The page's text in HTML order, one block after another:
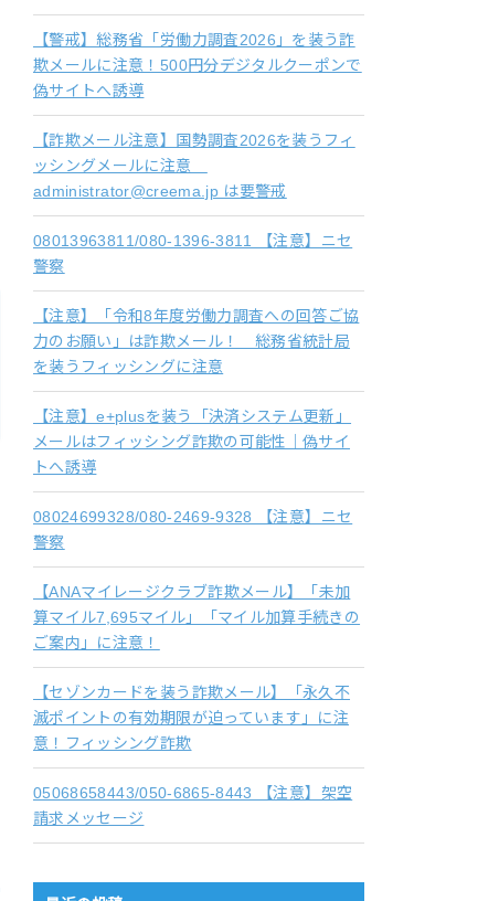
【警戒】総務省「労働力調査2026」を装う詐
欺メールに注意！500円分デジタルクーポンで
偽サイトへ誘導
【詐欺メール注意】国勢調査2026を装うフィ
ッシングメールに注意
administrator@creema.jp は要警戒
08013963811/080-1396-3811 【注意】ニセ
警察
【注意】「令和8年度労働力調査への回答ご協
力のお願い」は詐欺メール！ 総務省統計局
を装うフィッシングに注意
【注意】e+plusを装う「決済システム更新」
メールはフィッシング詐欺の可能性｜偽サイ
トへ誘導
08024699328/080-2469-9328 【注意】ニセ
警察
【ANAマイレージクラブ詐欺メール】「未加
算マイル7,695マイル」「マイル加算手続きの
ご案内」に注意！
【セゾンカードを装う詐欺メール】「永久不
滅ポイントの有効期限が迫っています」に注
意！フィッシング詐欺
05068658443/050-6865-8443 【注意】架空
請求メッセージ